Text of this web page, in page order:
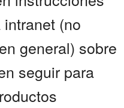
(no
general) sobre
seguir para